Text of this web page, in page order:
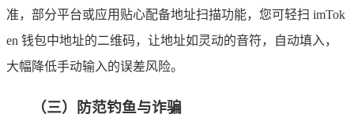
准，部分平台或应用贴心配备地址扫描功能，您可轻扫 imTok
en 钱包中地址的二维码，让地址如灵动的音符，自动填入，
大幅降低手动输入的误差风险。
（三）防范钓鱼与诈骗